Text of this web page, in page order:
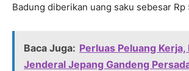
Badung diberikan uang saku sebesar
Baca Juga: Perluas Peluang Kerja,
Jenderal Jepang Gandeng